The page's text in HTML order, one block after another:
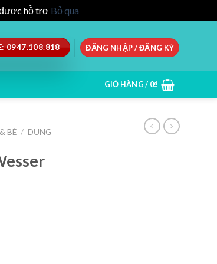
hỗ trợ Bỏ qua
0947.108.818 ĐĂNG NHẬP / ĐĂNG KÝ
GIỎ HÀNG / 0₫
BÉ / DỤNG